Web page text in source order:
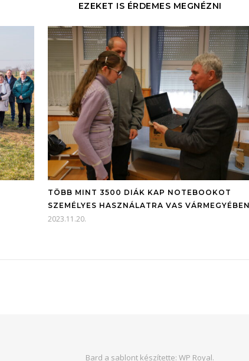
EZEKET IS ÉRDEMES MEGNÉZNI
TÖBB MINT 3500 DIÁK KAP NOTEBOOKOT
SZEMÉLYES HASZNÁLATRA VAS VÁRMEGYÉBEN
2023.11.20.
Bard a sablont készítette: WP Royal.